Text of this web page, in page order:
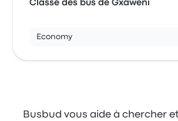
Classe des bus de Gxaweni
Economy
Busbud vous aide à chercher